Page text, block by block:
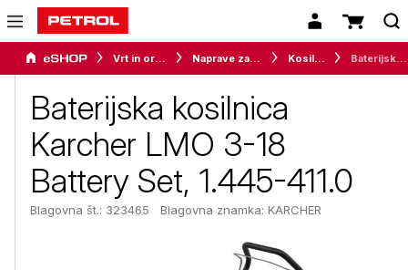
Vrt in orodje Naprave za vrt in okolico Kosilnice
Baterijska kosilnica
Karcher LMO 3-18
Battery Set, 1.445-411.0
Blagovna št.: 323465 Blagovna znamka: KARCHER